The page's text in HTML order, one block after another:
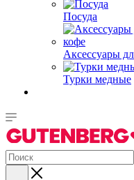
Посуда
Аксессуары
Турки медные